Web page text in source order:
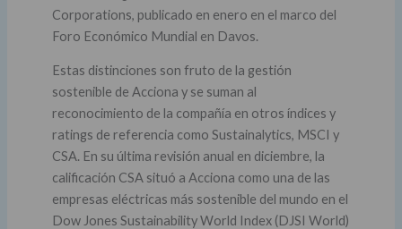
Corporations, publicado en enero en el marco del
Foro Económico Mundial en Davos.
Estas distinciones son fruto de la gestión
sostenible de Acciona y se suman al
reconocimiento de la compañía en otros índices y
ratings de referencia como Sustainalytics, MSCI y
CSA. En su última revisión anual en diciembre, la
calificación CSA situó a Acciona como una de las
empresas eléctricas más sostenible del mundo en el
Dow Jones Sustainability World Index (DJSI World)